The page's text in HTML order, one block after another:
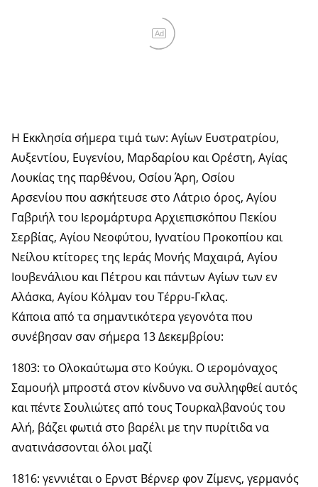
Ad
Η Εκκλησία σήμερα τιμά των: Αγίων Ευστρατρίου,
Αυξεντίου, Ευγενίου, Μαρδαρίου και Ορέστη, Αγίας
Λουκίας της παρθένου, Οσίου Άρη, Οσίου
Αρσενίου που ασκήτευσε στο Λάτριο όρος, Αγίου
Γαβριήλ του Ιερομάρτυρα Αρχιεπισκόπου Πεκίου
Σερβίας, Αγίου Νεοφύτου, Ιγνατίου Προκοπίου και
Νείλου κτίτορες της Ιεράς Μονής Μαχαιρά, Αγίου
Ιουβενάλιου και Πέτρου και πάντων Αγίων των εν
Αλάσκα, Αγίου Κόλμαν του Τέρρυ-Γκλας.
Κάποια από τα σημαντικότερα γεγονότα που
συνέβησαν σαν σήμερα 13 Δεκεμβρίου:
1803: το Ολοκαύτωμα στο Κούγκι. Ο ιερομόναχος
Σαμουήλ μπροστά στον κίνδυνο να συλληφθεί αυτός
και πέντε Σουλιώτες από τους Τουρκαλβανούς του
Αλή, βάζει φωτιά στο βαρέλι με την πυρίτιδα να
ανατινάσσονται όλοι μαζί
1816: γεννιέται ο Ερνστ Βέρνερ φον Ζίμενς, γερμανός